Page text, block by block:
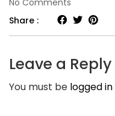
No Comments
5
Tecnicas
Con
Fin
Share :
Leave a Reply
You must be logged in